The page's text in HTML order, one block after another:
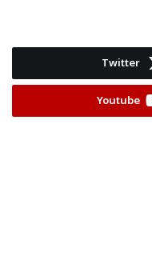
Twitter
Youtube